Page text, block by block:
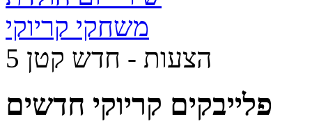
משחקי קריוקי
5 הצעות - חדש קטן
פלייבקים קריוקי חדשים